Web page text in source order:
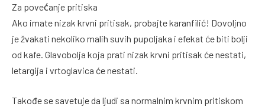
Za povećanje pritiska
Ako imate nizak krvni pritisak, probajte karanfilić! Dovoljno
je žvakati nekoliko malih suvih pupoljaka i efekat će biti bolji
od kafe. Glavobolja koja prati nizak krvni pritisak će nestati,
letargija i vrtoglavica će nestati.
Takođe se savetuje da ljudi sa normalnim krvnim pritiskom